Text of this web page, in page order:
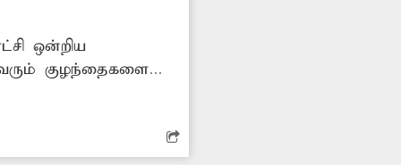
ஒன்றிய
குழந்தைகளை
செல்ல பெரிதும்
எண்ணிக்கையைக்